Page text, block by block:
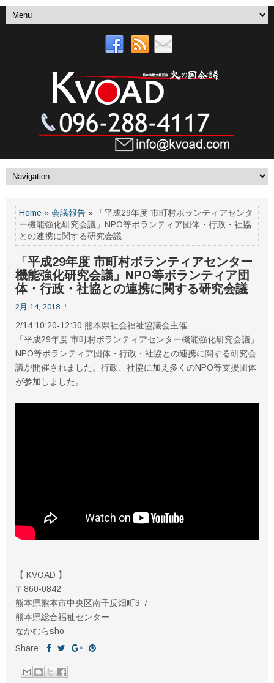
Home » 会議報告 » 「平成29年度 市町村ボランティアセンタ
ー機能強化研究会議」NPO等ボランティア団体・行政・社協
との連携に関する研究会議
「平成29年度 市町村ボランティアセンター
機能強化研究会議」NPO等ボランティア団
体・行政・社協との連携に関する研究会議
2月 14, 2018
2/14 10:20-12:30 熊本県社会福祉協議会主催
「平成29年度 市町村ボランティアセンター機能強化研究会議」
NPO等ボランティア団体・行政・社協との連携に関する研究会
議が開催されました。行政、社協に加え多くのNPO等支援団体
が参加しました。
【 KVOAD 】
〒860-0842
熊本県熊本市中央区南千反畑町3-7
熊本県総合福祉センター
なかむらsho
Share: